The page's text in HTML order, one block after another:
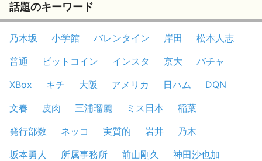
話題のキーワード
乃木坂 小学館 バレンタイン 岸田
松本人志
普通
ビットコイン インスタ 京大
バチャ
XBox
キチ 大阪 アメリカ 日ハム
DQN
文春
皮肉 三浦瑠麗 ミス日本
稲葉
発行部数
ネッコ 実質的 岩井
乃木
坂本勇人
所属事務所 前山剛久
神田沙也加